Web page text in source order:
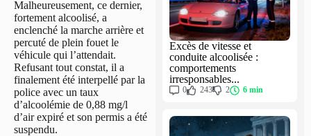
Malheureusement, ce dernier,
fortement alcoolisé, a
enclenché la marche arrière et
percuté de plein fouet le
véhicule qui l’attendait.
Refusant tout constat, il a
finalement été interpellé par la
police avec un taux
d’alcoolémie de 0,88 mg/l
d’air expiré et son permis a été
suspendu.
Excès de vitesse et
conduite alcoolisée :
comportements
irresponsables...
0 243 2 6 min